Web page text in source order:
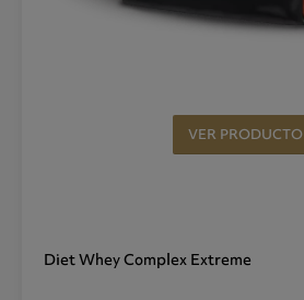
VER PRODUCTO
Diet Whey Complex Extreme